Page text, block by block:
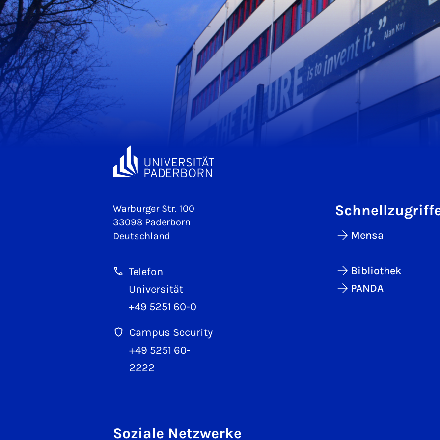
Warburger Str. 100
33098 Paderborn
Deutschland
Telefon
Universität
+49 5251 60-0
Campus Security
+49 5251 60-
2222
Mensa
Bibliothek
PANDA
Soziale Netzwerke